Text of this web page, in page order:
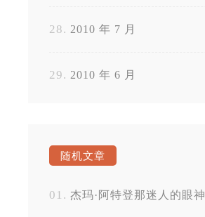
2010 年 7 月
2010 年 6 月
随机文章
杰玛·阿特登那迷人的眼神